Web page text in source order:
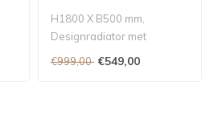
H1800 X B500 mm,
Designradiator met
€999,00 €549,00